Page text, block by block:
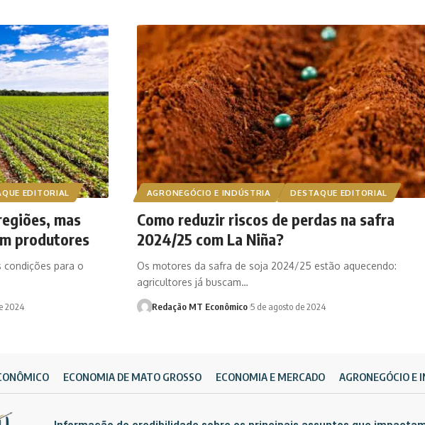
EDITORIAL
mas
produtores
condições para o
2024
AGRONEGÓCIO E INDÚSTRIA DESTAQUE EDITORIAL
Como reduzir riscos de perdas na safra
2024/25 com La Niña?
Os motores da safra de soja 2024/25 estão aquecendo:
agricultores já buscam…
Redação MT Econômico 5 de agosto de 2024
ECONOMIA DE MATO GROSSO ECONOMIA E MERCADO AGRONEGÓCIO E